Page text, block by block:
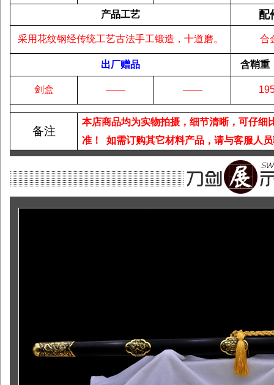
产品工艺 配
采用花纹钢经传统工艺古法手工锻造，十道磨。 合
出厂赠品 含鞘重
剑盒 —— ——
备注
本店商品均为实物拍摄，细节清晰，可仔
准！
如需订购其它材料产品，请与客服人